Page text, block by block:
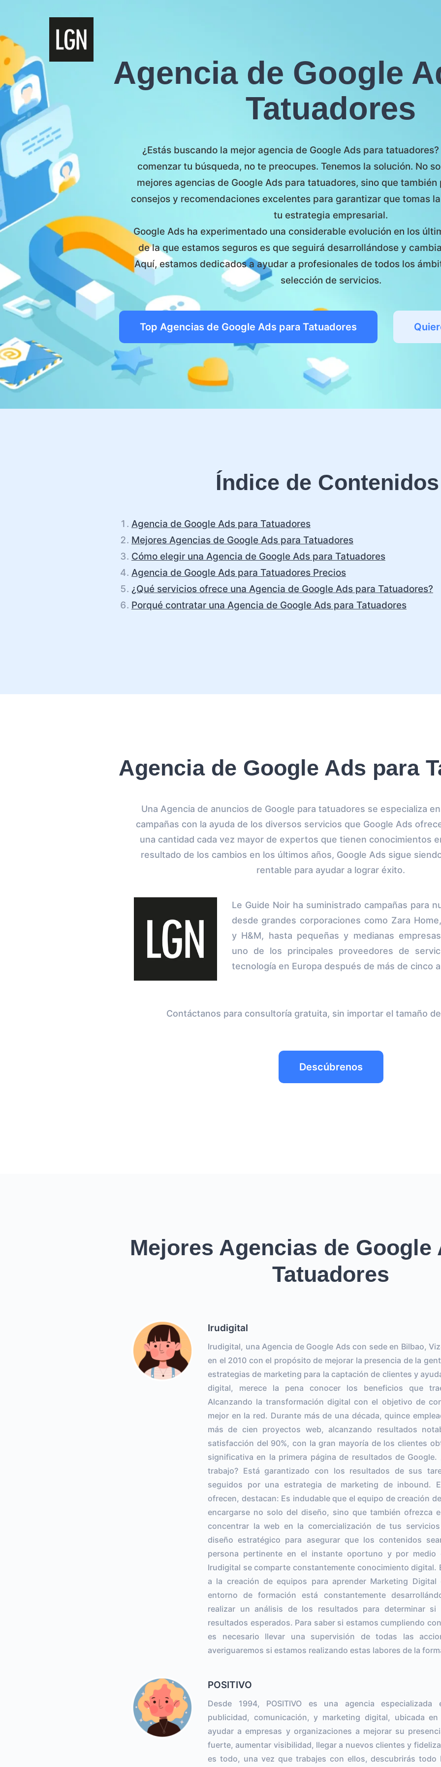
Agencia de Google
Tatuadores
¿Estás buscando la mejor agencia de Google Ads para
comenzar tu búsqueda, no te preocupes. Tenemos la solución. No
mejores agencias de Google Ads para tatuadores, sino que
consejos y recomendaciones excelentes para garantizar que tomas
tu estrategia empresarial.
Google Ads ha experimentado una considerable evolución en los
de la que estamos seguros es que seguirá desarrollándose y
Aquí, estamos dedicados a ayudar a profesionales de todos los
selección de servicios.
Top Agencias de Google Ads para Tatuadores
Índice de
Agencia de Google Ads para Tatuadores
Mejores Agencias de Google Ads para Tatuadores
Cómo elegir una Agencia de Google Ads para Tatuadores
Agencia de Google Ads para Tatuadores Precios
¿Qué servicios ofrece una Agencia de Google Ads para Tatuadores?
Porqué contratar una Agencia de Google Ads para Tatuadores
Agencia de Google Ads para
Una Agencia de anuncios de Google para tatuadores se especializa
campañas con la ayuda de los diversos servicios que Google Ads
una cantidad cada vez mayor de expertos que tienen conocimientos
resultado de los cambios en los últimos años, Google Ads sigue
rentable para ayudar a lograr éxito.
Le Guide Noir ha suministrado campañas para
desde grandes corporaciones como Zara
y H&M, hasta pequeñas y medianas
uno de los principales proveedores de
tecnología en Europa después de más de cinco
Contáctanos para consultoría gratuita, sin importar el tamaño
Descúbrenos
Mejores Agencias de Google
Tatuadores
Irudigital
Irudigital, una Agencia de Google Ads con sede en Bilbao,
en el 2010 con el propósito de mejorar la presencia de la
estrategias de marketing para la captación de clientes y
digital, merece la pena conocer los beneficios que
Alcanzando la transformación digital con el objetivo de
mejor en la red. Durante más de una década, quince
más de cien proyectos web, alcanzando resultados
satisfacción del 90%, con la gran mayoría de los clientes
significativa en la primera página de resultados de
trabajo? Está garantizado con los resultados de sus
seguidos por una estrategia de marketing de inbound.
ofrecen, destacan: Es indudable que el equipo de creación
encargarse no solo del diseño, sino que también ofrezca
concentrar la web en la comercialización de tus
diseño estratégico para asegurar que los contenidos
persona pertinente en el instante oportuno y por medio
Irudigital se comparte constantemente conocimiento digital.
a la creación de equipos para aprender Marketing Digital
entorno de formación está constantemente
realizar un análisis de los resultados para determinar si
resultados esperados. Para saber si estamos cumpliendo
es necesario llevar una supervisión de todas las
averiguaremos si estamos realizando estas labores de la
POSITIVO
Desde 1994, POSITIVO es una agencia especializada
publicidad, comunicación, y marketing digital, ubicada
ayudar a empresas y organizaciones a mejorar su
fuerte, aumentar visibilidad, llegar a nuevos clientes y
es todo, una vez que trabajes con ellos, descubrirás todo